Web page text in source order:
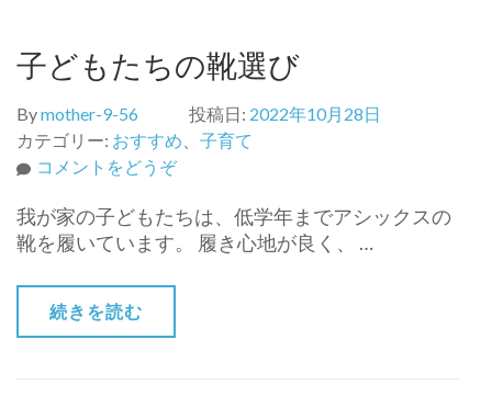
(Enter
押
す)
子どもたちの靴選び
Bymother-9-56 投稿日: 2022年10月28日
カテゴリー: おすすめ
子育て
コメントをどうぞ(子
も
た
我が家の子どもたちは、低学年までアシックスの
靴を履いています。 履き心地が良く、 …
続きを読む